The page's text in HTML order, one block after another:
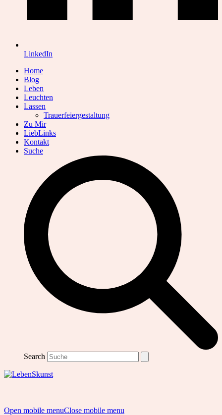
LinkedIn
Home
Blog
Leben
Leuchten
Lassen
Trauerfeiergestaltung
Zu Mir
LiebLinks
Kontakt
Suche
Search
Open mobile menuClose mobile menu